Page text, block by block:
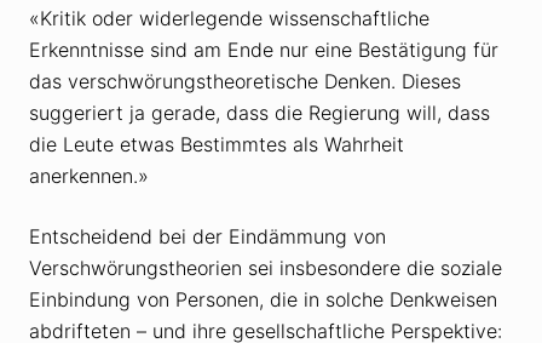
«Kritik oder widerlegende wissenschaftliche
Erkenntnisse sind am Ende nur eine Bestätigung für
das verschwörungstheoretische Denken. Dieses
suggeriert ja gerade, dass die Regierung will, dass
die Leute etwas Bestimmtes als Wahrheit
anerkennen.»
Entscheidend bei der Eindämmung von
Verschwörungstheorien sei insbesondere die soziale
Einbindung von Personen, die in solche Denkweisen
abdrifteten – und ihre gesellschaftliche Perspektive: